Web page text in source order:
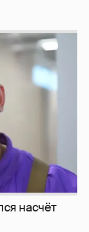
насчёт